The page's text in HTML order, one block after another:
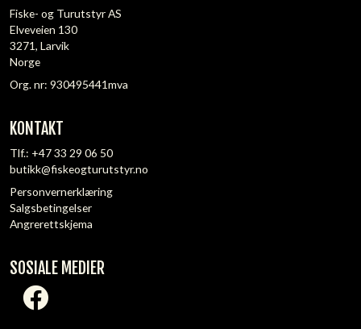
Fiske- og Turutstyr AS
Elveveien 130
3271, Larvik
Norge
Org. nr: 930495441mva
KONTAKT
Tlf.: +47 33 29 06 50
butikk@fiskeogturutstyr.no
Personvernerklæring
Salgsbetingelser
Angrerettskjema
SOSIALE MEDIER